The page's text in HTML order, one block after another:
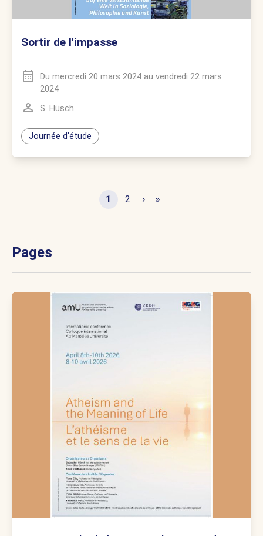
Sortir de l'impasse
Du mercredi 20 mars 2024 au vendredi 22 mars
2024
S. Hüsch
Journée d'étude
1 2 › »
Pages